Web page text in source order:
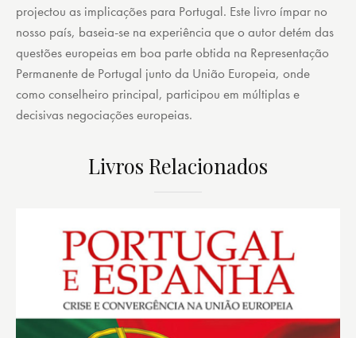
projectou as implicações para Portugal. Este livro ímpar no
nosso país, baseia-se na experiência que o autor detém das
questões europeias em boa parte obtida na Representação
Permanente de Portugal junto da União Europeia, onde
como conselheiro principal, participou em múltiplas e
decisivas negociações europeias.
Livros Relacionados